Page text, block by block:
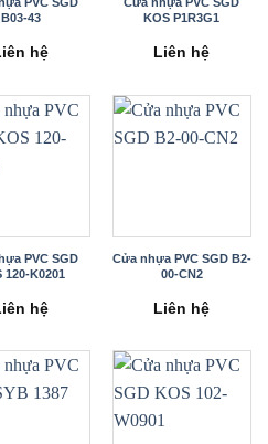
B03-43
hệ
KOS P1R3G1
Liên hệ
PVC SGD
120-K0201
hệ
Cửa nhựa PVC SGD B2-
00-CN2
Liên hệ